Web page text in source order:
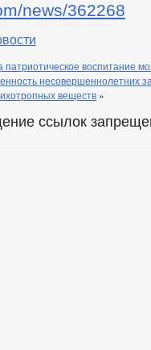
news/362268
воспитание
несовершеннолетних
веществ »
ссылок